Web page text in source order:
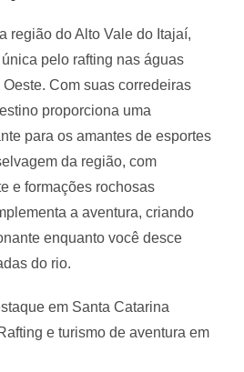
região do Alto Vale do Itajaí,
pelo rafting nas águas
Com suas corredeiras
proporciona uma
para os amantes de esportes
da região, com
e formações rochosas
a aventura, criando
enquanto você desce
do rio.
em Santa Catarina
e turismo de aventura em